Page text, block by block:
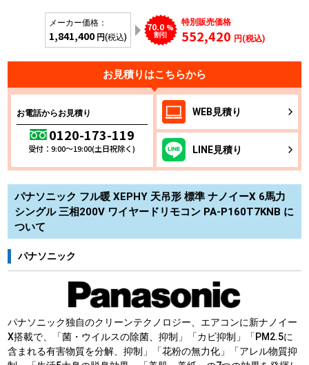
メーカー価格：
1,841,400 円(税込)
70.0 %
割引
特別販売価格
552,420 円(税込)
お見積りはこちらから
お電話からお見積り
0120-173-119
受付：9:00～19:00(土日祝除く)
WEB 見積り
LINE見積り
パナソニック フル暖 XEPHY 天吊形 標準 ナノイーX 6馬力
シングル 三相200V ワイヤードリモコン PA-P160T7KNB に
ついて
パナソニック
パナソニック独自のクリーンテクノロジー、エアコンに新ナノイー
X搭載で、「菌・ウイルスの除菌、抑制」「カビ抑制」「PM2.5に
含まれる有害物質を分解、抑制」「花粉の無力化」「アレル物質抑